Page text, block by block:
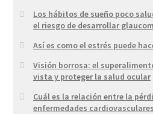
Los hábitos de sueño poco
el riesgo de desarrollar
Así es como el estrés puede
Visión borrosa: el
vista y proteger la salud ocular
Cuál es la relación entre la
enfermedades cardiovasculares